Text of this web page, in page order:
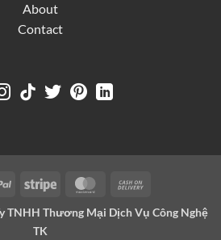
About
Contact
PayPal Stripe MasterCard
Delivery
TNHH Thương Mại Dịch Vụ Công Nghệ
TK